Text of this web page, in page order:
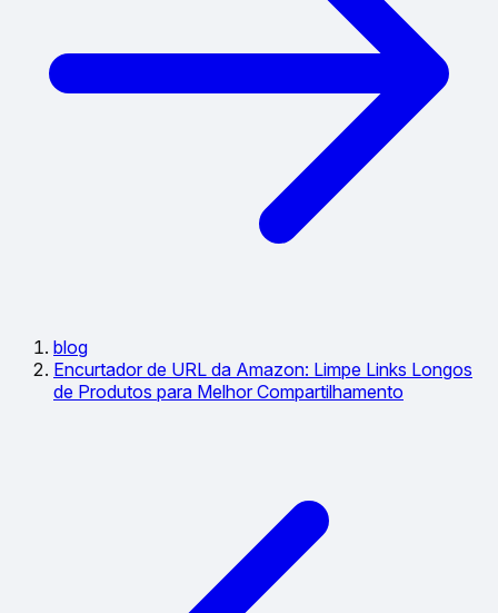
blog
Encurtador de URL da Amazon: Limpe Links Longos
de Produtos para Melhor Compartilhamento